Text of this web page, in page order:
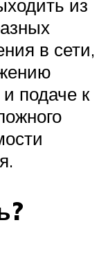
из
в сети,
подаче к